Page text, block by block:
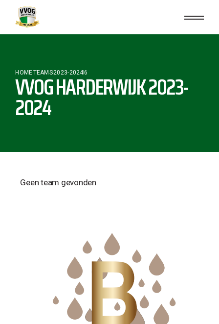
HOMETEAMS2023-20246
VVOG HARDERWIJK 2023-
2024
Geen team gevonden